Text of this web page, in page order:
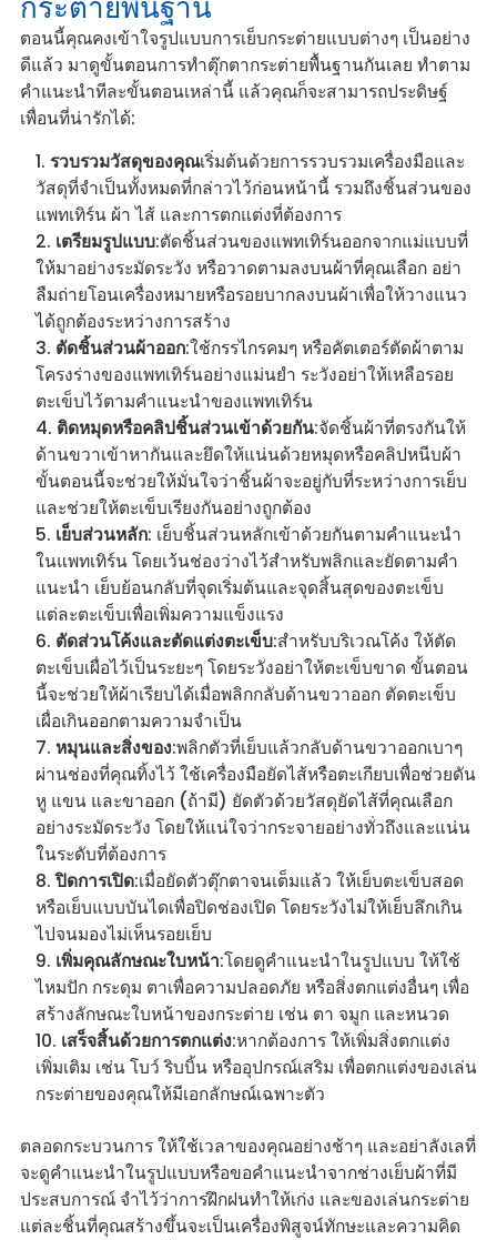
ตอนนี้คุณคงเข้าใจรูปแบบการเย็บกระต่ายแบบต่างๆ เป็นอย่าง
ดีแล้ว มาดูขั้นตอนการทำตุ๊กตากระต่ายพื้นฐานกันเลย ทำตาม
คำแนะนำทีละขั้นตอนเหล่านี้ แล้วคุณก็จะสามารถประดิษฐ์
เพื่อนที่น่ารักได้:
รวบรวมวัสดุของคุณเริ่มต้นด้วยการรวบรวมเครื่องมือและ
วัสดุที่จำเป็นทั้งหมดที่กล่าวไว้ก่อนหน้านี้ รวมถึงชิ้นส่วนของ
แพทเทิร์น ผ้า ไส้ และการตกแต่งที่ต้องการ
เตรียมรูปแบบ:ตัดชิ้นส่วนของแพทเทิร์นออกจากแม่แบบที่
ให้มาอย่างระมัดระวัง หรือวาดตามลงบนผ้าที่คุณเลือก อย่า
ลืมถ่ายโอนเครื่องหมายหรือรอยบากลงบนผ้าเพื่อให้วางแนว
ได้ถูกต้องระหว่างการสร้าง
ตัดชิ้นส่วนผ้าออก:ใช้กรรไกรคมๆ หรือคัตเตอร์ตัดผ้าตาม
โครงร่างของแพทเทิร์นอย่างแม่นยำ ระวังอย่าให้เหลือรอย
ตะเข็บไว้ตามคำแนะนำของแพทเทิร์น
ติดหมุดหรือคลิปชิ้นส่วนเข้าด้วยกัน:จัดชิ้นผ้าที่ตรงกันให้
ด้านขวาเข้าหากันและยึดให้แน่นด้วยหมุดหรือคลิปหนีบผ้า
ขั้นตอนนี้จะช่วยให้มั่นใจว่าชิ้นผ้าจะอยู่กับที่ระหว่างการเย็บ
และช่วยให้ตะเข็บเรียงกันอย่างถูกต้อง
เย็บส่วนหลัก: เย็บชิ้นส่วนหลักเข้าด้วยกันตามคำแนะนำ
ในแพทเทิร์น โดยเว้นช่องว่างไว้สำหรับพลิกและยัดตามคำ
แนะนำ เย็บย้อนกลับที่จุดเริ่มต้นและจุดสิ้นสุดของตะเข็บ
แต่ละตะเข็บเพื่อเพิ่มความแข็งแรง
ตัดส่วนโค้งและตัดแต่งตะเข็บ:สำหรับบริเวณโค้ง ให้ตัด
ตะเข็บเผื่อไว้เป็นระยะๆ โดยระวังอย่าให้ตะเข็บขาด ขั้นตอน
นี้จะช่วยให้ผ้าเรียบได้เมื่อพลิกกลับด้านขวาออก ตัดตะเข็บ
เผื่อเกินออกตามความจำเป็น
หมุนและสิ่งของ:พลิกตัวที่เย็บแล้วกลับด้านขวาออกเบาๆ
ผ่านช่องที่คุณทิ้งไว้ ใช้เครื่องมือยัดไส้หรือตะเกียบเพื่อช่วยดัน
หู แขน และขาออก (ถ้ามี) ยัดตัวด้วยวัสดุยัดไส้ที่คุณเลือก
อย่างระมัดระวัง โดยให้แน่ใจว่ากระจายอย่างทั่วถึงและแน่น
ในระดับที่ต้องการ
ปิดการเปิด:เมื่อยัดตัวตุ๊กตาจนเต็มแล้ว ให้เย็บตะเข็บสอด
หรือเย็บแบบบันไดเพื่อปิดช่องเปิด โดยระวังไม่ให้เย็บลึกเกิน
ไปจนมองไม่เห็นรอยเย็บ
เพิ่มคุณลักษณะใบหน้า:โดยดูคำแนะนำในรูปแบบ ให้ใช้
ไหมปัก กระดุม ตาเพื่อความปลอดภัย หรือสิ่งตกแต่งอื่นๆ เพื่อ
สร้างลักษณะใบหน้าของกระต่าย เช่น ตา จมูก และหนวด
เสร็จสิ้นด้วยการตกแต่ง:หากต้องการ ให้เพิ่มสิ่งตกแต่ง
เพิ่มเติม เช่น โบว์ ริบบิ้น หรืออุปกรณ์เสริม เพื่อตกแต่งของเล่น
กระต่ายของคุณให้มีเอกลักษณ์เฉพาะตัว
ตลอดกระบวนการ ให้ใช้เวลาของคุณอย่างช้าๆ และอย่าลังเลที่
จะดูคำแนะนำในรูปแบบหรือขอคำแนะนำจากช่างเย็บผ้าที่มี
ประสบการณ์ จำไว้ว่าการฝึกฝนทำให้เก่ง และของเล่นกระต่าย
แต่ละชิ้นที่คุณสร้างขึ้นจะเป็นเครื่องพิสูจน์ทักษะและความคิด